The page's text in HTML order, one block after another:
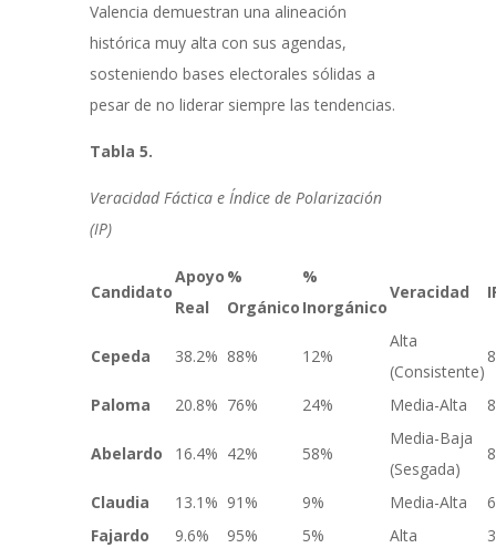
Valencia demuestran una alineación
histórica muy alta con sus agendas,
sosteniendo bases electorales sólidas a
pesar de no liderar siempre las tendencias.
Tabla 5.
Veracidad Fáctica e Índice de Polarización
(IP)
Candidato
Apoyo
Real
%
Orgánico
%
Inorgánico
Veracidad
Cepeda 38.2% 88% 12%
Alta
(Consistente)
Paloma 20.8% 76% 24% Media-Alta
Abelardo 16.4% 42% 58%
Media-Baja
(Sesgada)
Claudia 13.1% 91% 9% Media-Alta
Fajardo
9.6% 95% 5% Alta